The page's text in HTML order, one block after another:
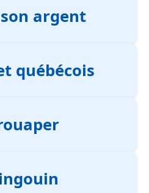
argent
québécois